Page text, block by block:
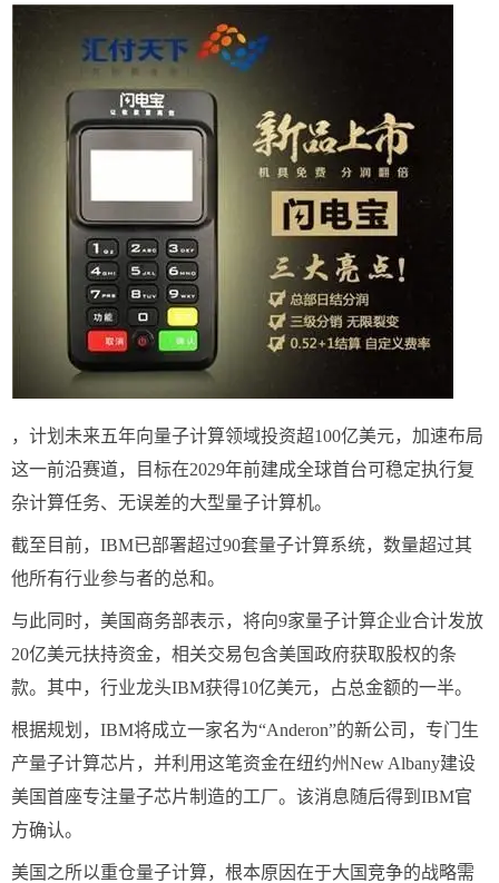
，计划未来五年向量子计算领域投资超100亿美元，加速布局
这一前沿赛道，目标在2029年前建成全球首台可稳定执行复
杂计算任务、无误差的大型量子计算机。
截至目前，IBM已部署超过90套量子计算系统，数量超过其
他所有行业参与者的总和。
与此同时，美国商务部表示，将向9家量子计算企业合计发放
20亿美元扶持资金，相关交易包含美国政府获取股权的条
款。其中，行业龙头IBM获得10亿美元，占总金额的一半。
根据规划，IBM将成立一家名为“Anderon”的新公司，专门生
产量子计算芯片，并利用这笔资金在纽约州New Albany建设
美国首座专注量子芯片制造的工厂。该消息随后得到IBM官
方确认。
美国之所以重仓量子计算，根本原因在于大国竞争的战略需